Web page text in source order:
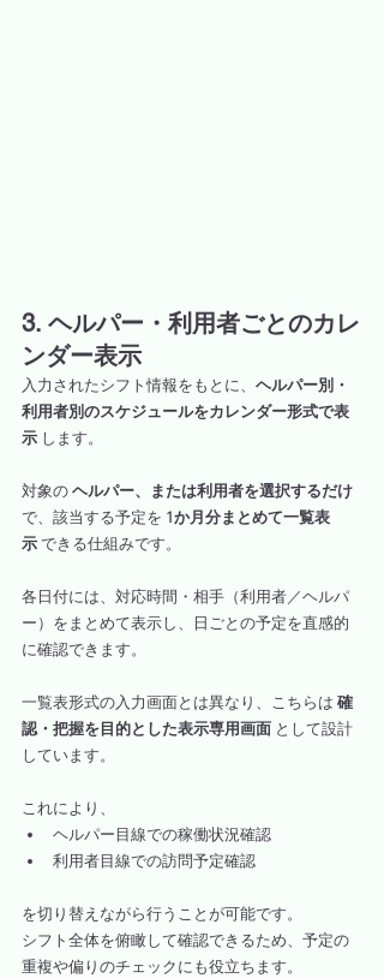
3. ヘルパー・利用者ごとのカレ
ンダー表示
入力されたシフト情報をもとに、 ヘルパー別・
利用者別のスケジュールをカレンダー形式で表
示 します。
対象の ヘルパー、または利用者を選択するだけ
で、該当する予定を 1か月分まとめて一覧表
示 できる仕組みです。
各日付には、対応時間・相手（利用者／ヘルパ
ー）をまとめて表示し、日ごとの予定を直感的
に確認できます。
一覧表形式の入力画面とは異なり、こちらは 確
認・把握を目的とした表示専用画面 として設計
しています。
これにより、
ヘルパー目線での稼働状況確認
利用者目線での訪問予定確認
を切り替えながら行うことが可能です。
シフト全体を俯瞰して確認できるため、予定の
重複や偏りのチェックにも役立ちます。